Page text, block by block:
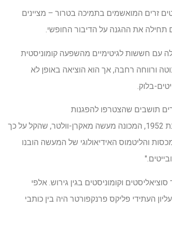
זרים המואשמים בתמיכה בטרור – מציינים
תחילה את ההגנה על הדיבור החופשי.
עם חששות לגיטימיים מהשפעה קומוניסטית
ורווחה רחבה, אך הוא הוציאה באופן לא
בלוק.
תושבים שהצטרפו להפגנות
הפרו-ג'יהאדיסטיות" ו"כל אוהדי חמאס בקמפוסים בקולג '"מסתמכים על חוק משנת 1952, המכונה מעשה מאקרן-וולטר, שהקל על כך
והליטמוס האידיאולוגי של המעשה הובנו
כיוון לחשוד סוציאליסטים וקומוניסטים בגין גירוש. אלפי
העתידי פליקס פרנקפורטר היה בין כותבי